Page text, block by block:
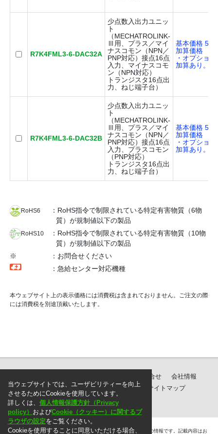
当ウェブサイトでは、ユーザビリティーを向上
させるためにCookieを使用しています。
詳しくは、 個人情報保護方針（Privacy
policy） およびCookie（クッキー）に関するブ
ラウザの設定をご覧ください。
Cookieを使用することに同意いただける場合、
R7K4FML3-6-DAC32A
少点数入出力ユニッ
ト
（MECHATROLINK-
Ⅲ用、プラス／マイ
ナスコモン（NPN／
PNP対応）接点16点
入力、マイナスコモ
ン（NPN対応）
トランジスタ16点出
力、ねじ端子台）
基本価格
加算価格
・オプショ
加算あり。
R7K4FML3-6-DAC32B
少点数入出力ユニッ
ト
（MECHATROLINK-
Ⅲ用、プラス／マイ
ナスコモン（NPN／
PNP対応）接点16点
入力、プラスコモン
（PNP対応）
トランジスタ16点出
力、ねじ端子台）
基本価格
加算価格
・オプショ
加算あり。
RoHS6
：RoHS指令で制限されている特定有害物質（6物
質）が規制値以下の製品
RoHS10
：RoHS指令で制限されている特定有害物質（10物
質）が規制値以下の製品
※
：お問合せください
：急給センター対応機種
本ウェブサイト上の表示価格には消費税は含まれておりません。ご注文の際
には消費税を別途頂戴いたします。
サポート・お問合せ
会社情報
個人情報保護方針
ご注文に際して サイトマップ
＊. 本ウェブサイト上に掲載されている情報は、掲載した時点での情報です。記載内容はお